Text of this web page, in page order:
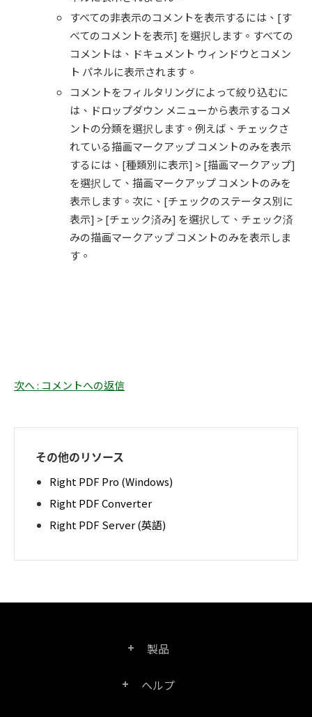
すべての非表示のコメントを表示するには、[す
べてのコメントを表示] を選択します。すべての
コメントは、ドキュメント ウィンドウとコメン
ト パネルに表示されます。
コメントをフィルタリングによって絞り込むに
は、ドロップダウン メニューから表示するコメ
ントの分類を選択します。例えば、チェックさ
れている描画マークアップ コメントのみを表示
するには、[種類別に表示] > [描画マークアップ]
を選択して、描画マークアップ コメントのみを
表示します。次に、[チェックのステータス別に
表示] > [チェック済み] を選択して、チェック済
みの描画マークアップ コメントのみを表示しま
す。
次へ : コメントへの返信
その他のリソース
Right PDF Pro (Windows)
Right PDF Converter
Right PDF Server (英語)
製品
Right PDF Pro
ヘルプ